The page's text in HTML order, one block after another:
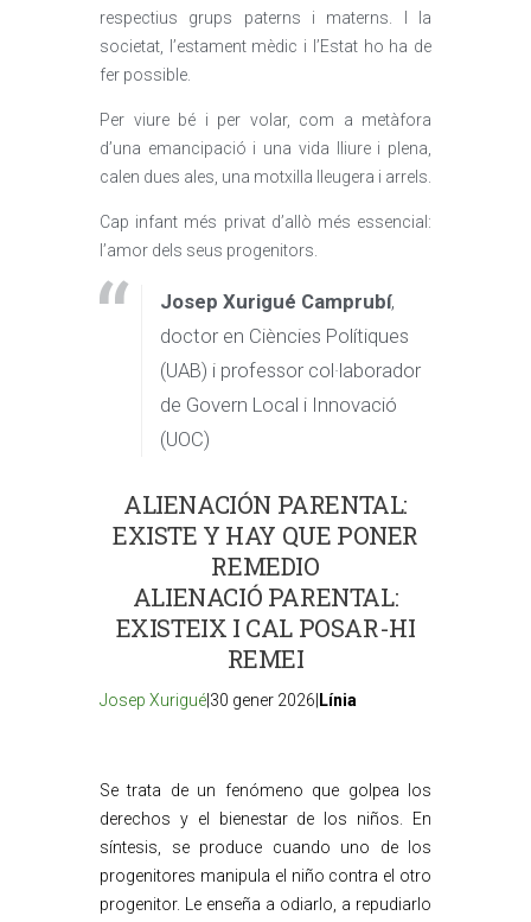
respectius grups paterns i materns. I la
societat, l’estament mèdic i l’Estat ho ha de
fer possible.
Per viure bé i per volar, com a metàfora
d’una emancipació i una vida lliure i plena,
calen dues ales, una motxilla lleugera i arrels.
Cap infant més privat d’allò més essencial:
l’amor dels seus progenitors.
Josep Xurigué Camprubí,
doctor en Ciències Polítiques
(UAB) i professor col·laborador
de Govern Local i Innovació
(UOC)
ALIENACIÓN PARENTAL:
EXISTE Y HAY QUE PONER
REMEDIO
ALIENACIÓ PARENTAL:
EXISTEIX I CAL POSAR-HI
REMEI
Josep Xurigué |30 gener 2026| Línia
Se trata de un fenómeno que golpea los
derechos y el bienestar de los niños. En
síntesis, se produce cuando uno de los
progenitores manipula el niño contra el otro
progenitor. Le enseña a odiarlo, a repudiarlo